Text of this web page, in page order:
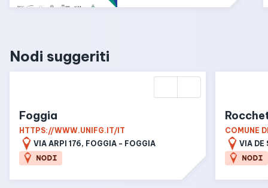
Nodi suggeriti
Foggia
HTTPS://WWW.UNIFG.IT/IT
VIA ARPI 176, FOGGIA - FOGGIA
NODI
COMUNE
NODI